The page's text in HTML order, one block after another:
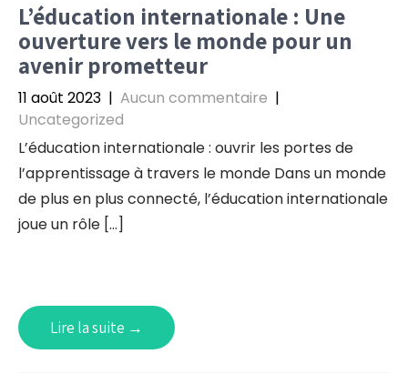
L’éducation internationale : Une
ouverture vers le monde pour un
avenir prometteur
11 août 2023 | Aucun commentaire |
Uncategorized
L’éducation internationale : ouvrir les portes de
l’apprentissage à travers le monde Dans un monde
de plus en plus connecté, l’éducation internationale
joue un rôle […]
Lire la suite →